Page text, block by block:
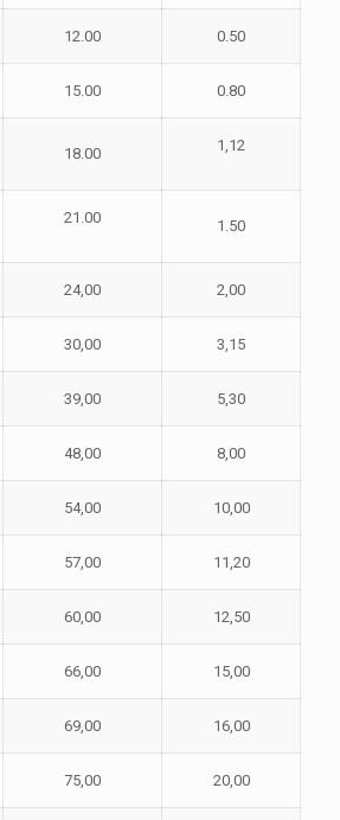
12.00 0.50
15.00 0.80
18.00 1,12
21.00 1.50
24,00 2,00
30,00 3,15
39,00 5,30
48,00 8,00
54,00 10,00
57,00 11,20
60,00 12,50
66,00 15,00
69,00 16,00
75,00 20,00